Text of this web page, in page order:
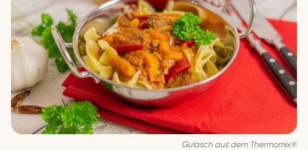
Gulasch aus dem Thermomix®